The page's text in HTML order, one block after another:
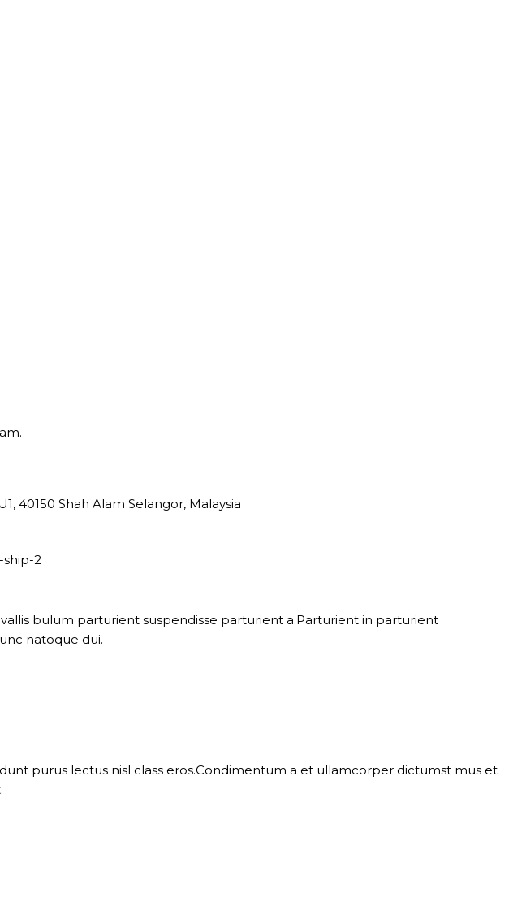
40150 Shah Alam Selangor, Malaysia
bulum parturient suspendisse parturient a.Parturient in parturient
natoque dui.
purus lectus nisl class eros.Condimentum a et ullamcorper dictumst mus et